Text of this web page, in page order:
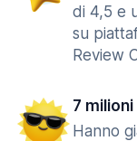
di 4,5 e
su
Review
7
Hanno